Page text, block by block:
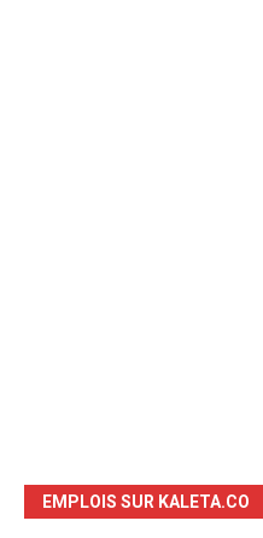
EMPLOIS SUR KALETA.CO